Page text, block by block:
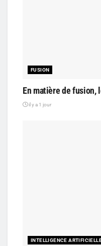
FUSION
En matière de fusion,
il y a 1 jour
INTELLIGENCE